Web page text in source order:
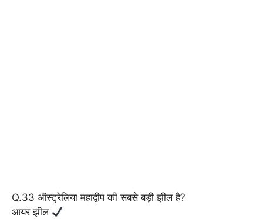
Q.33 ऑस्ट्रेलिया महाद्वीप की सबसे बड़ी झील है?
आयर झील